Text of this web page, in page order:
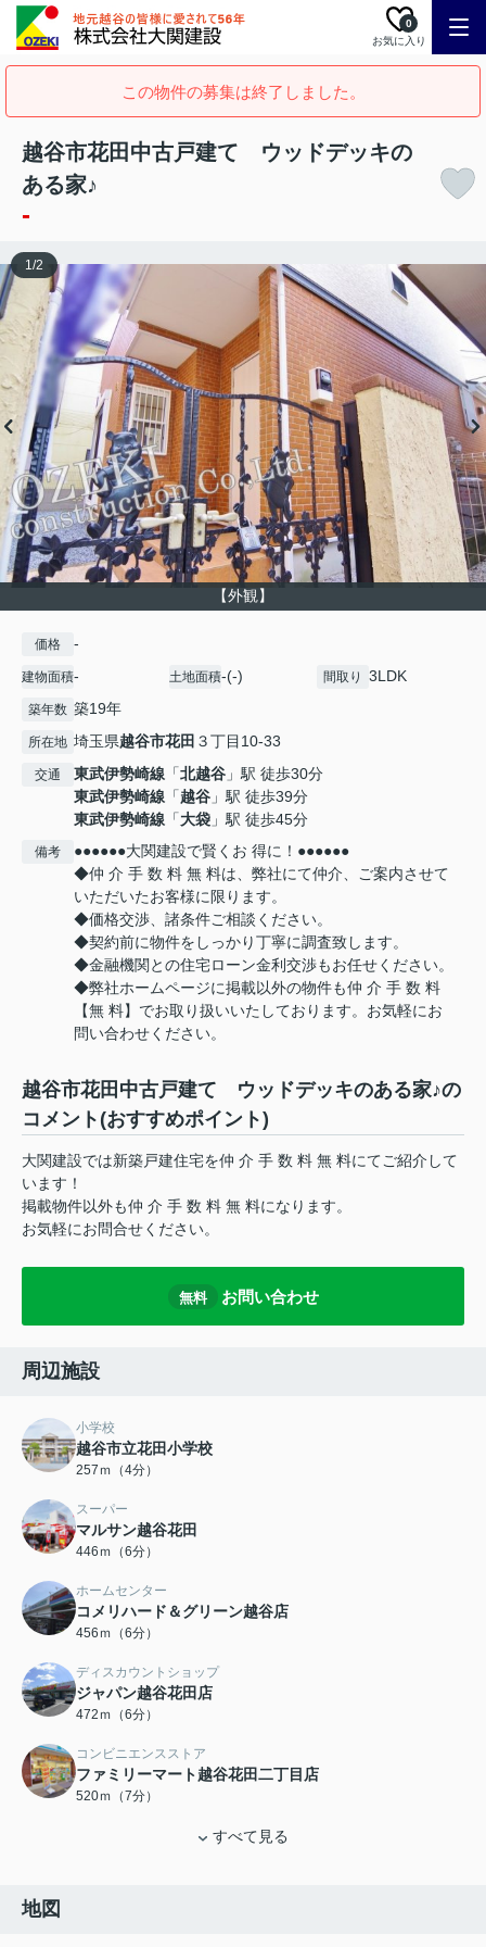
お気に入り
0
この物件の募集は終了しました。
越谷市花田中古戸建て ウッドデッキの
ある家♪
-
【外観】
1/2
価格 -
建物面積- 土地面積-(-) 間取り 3LDK
築年数 築19年
所在地 埼玉県越谷市花田 ３丁目10-33
交通 東武伊勢崎線 「北越谷 」駅 徒歩30分
東武伊勢崎線 「越谷 」駅 徒歩39分
東武伊勢崎線 「大袋 」駅 徒歩45分
備考
●●●●●●大関建設で賢くお 得に！●●●●●●
◆仲 介 手 数 料 無 料は、弊社にて仲介、ご案内させて
いただいたお客様に限ります。
◆価格交渉、諸条件ご相談ください。
◆契約前に物件をしっかり丁寧に調査致します。
◆金融機関との住宅ローン金利交渉もお任せください。
◆弊社ホームページに掲載以外の物件も仲 介 手 数 料
【無 料】でお取り扱いいたしております。お気軽にお
問い合わせください。
越谷市花田中古戸建て ウッドデッキのある家♪の
コメント(おすすめポイント)
大関建設では新築戸建住宅を仲 介 手 数 料 無 料にてご紹介して
います！
掲載物件以外も仲 介 手 数 料 無 料になります。
お気軽にお問合せください。
無料 お問い合わせ
周辺施設
小学校
越谷市立花田小学校
257ｍ（4分）
スーパー
マルサン越谷花田
446ｍ（6分）
ホームセンター
コメリハード＆グリーン越谷店
456ｍ（6分）
ディスカウントショップ
ジャパン越谷花田店
472ｍ（6分）
コンビニエンスストア
ファミリーマート越谷花田二丁目店
520ｍ（7分）
すべて見る
地図